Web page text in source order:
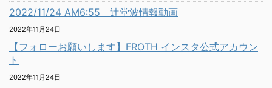
2022/11/24 AM6:55 辻堂波情報動画
2022年11月24日
【フォローお願いします】FROTH インスタ公式アカウン
ト
2022年11月24日